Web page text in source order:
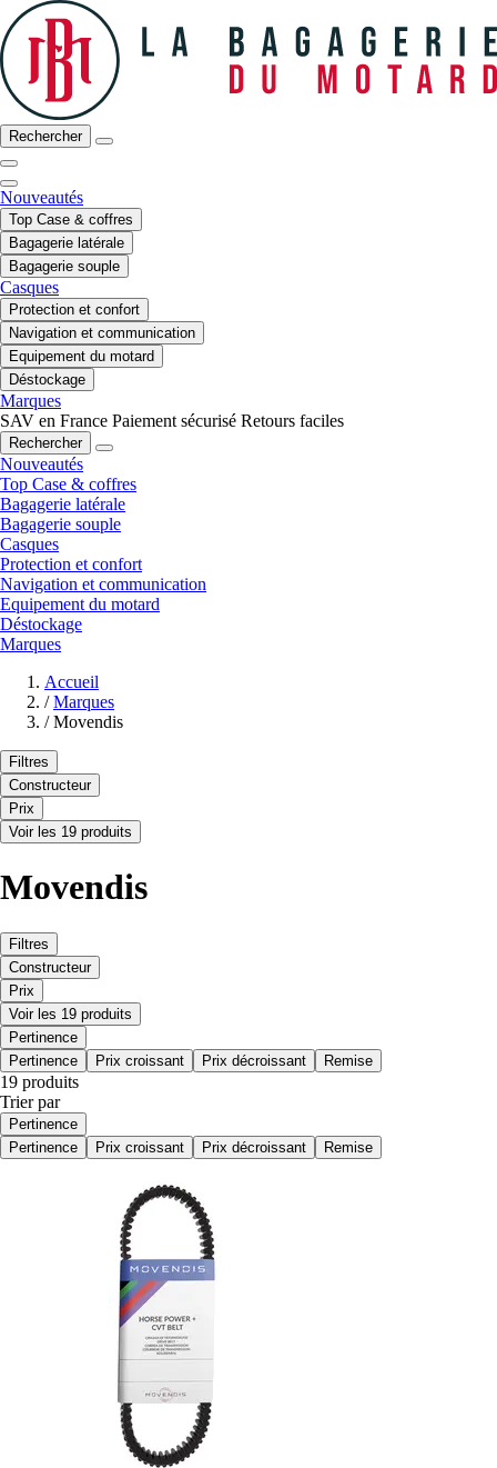
Rechercher
Nouveautés
Top Case & coffres
Bagagerie latérale
Bagagerie souple
Casques
Protection et confort
Navigation et communication
Equipement du motard
Déstockage
Marques
SAV en France Paiement sécurisé Retours faciles
Rechercher
Nouveautés
Top Case & coffres
Bagagerie latérale
Bagagerie souple
Casques
Protection et confort
Navigation et communication
Equipement du motard
Déstockage
Marques
Accueil
/ Marques
/ Movendis
Filtres
Constructeur
Prix
Voir les 19 produits
Movendis
Filtres
Constructeur
Prix
Voir les 19 produits
Pertinence
Pertinence
Prix croissant Prix décroissant Remise
19 produits
Trier par
Pertinence
Pertinence
Prix croissant Prix décroissant Remise